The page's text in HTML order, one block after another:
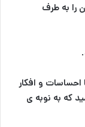
را به طرف
و افکار
که به نوبه ی